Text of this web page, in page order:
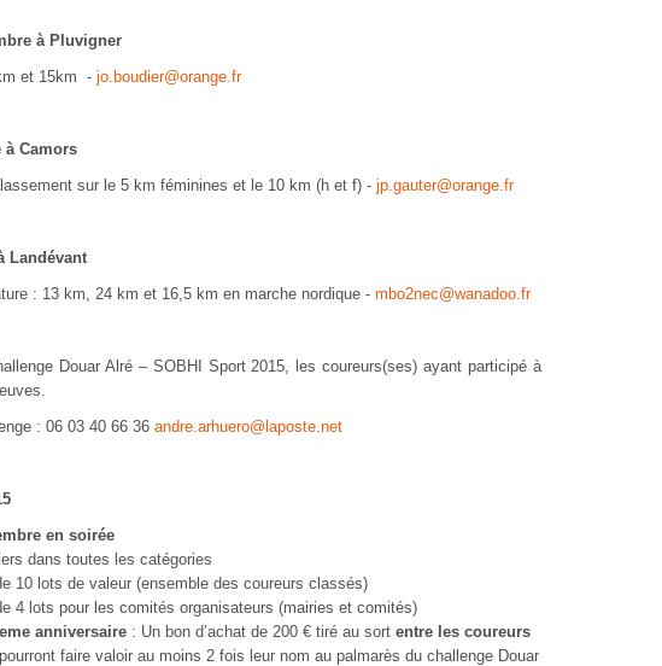
à Pluvigner
et 15km -jo.boudier@orange.fr
à Camors
sur le 5 km féminines et le 10 km (h et f) -jp.gauter@orange.fr
Landévant
: 13 km, 24 km et 16,5 km en marche nordique -mbo2nec@wanadoo.fr
Douar Alré – SOBHI Sport 2015, les coureurs(ses) ayant participé à
: 06 03 40 66 36andre.arhuero@laposte.net
en soirée
dans toutes les catégories
10 lots de valeur (ensemble des coureurs classés)
4 lots pour les comités organisateurs (mairies et comités)
anniversaire : Un bon d’achat de 200 € tiré au sortentre les coureurs
faire valoir au moins 2 fois leur nom au palmarès du challenge Douar